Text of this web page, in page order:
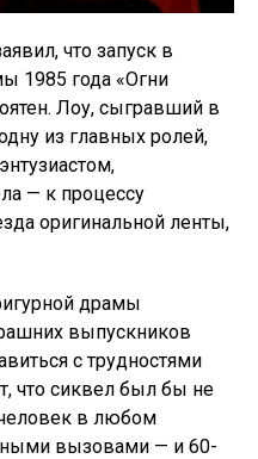
что запуск в
1985 года «Огни
Лоу, сыгравший в
из главных ролей,
— к процессу
оригинальной ленты,
драмы
выпускников
с трудностями
что сиквел был бы не
в любом
вызовами — и 60-